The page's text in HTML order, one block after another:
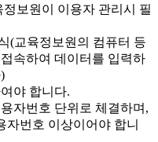
보원이 이용자 관리시 필
(교육정보원의 컴퓨터 등
속하여 데이터를 입력하
야 합니다.
자번호 단위로 체결하며,
자번호 이상이어야 합니